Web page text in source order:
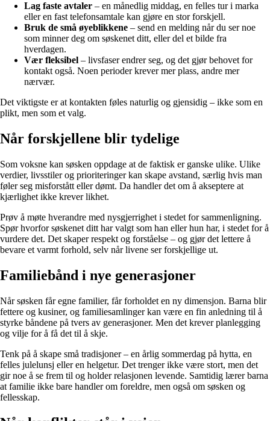
Lag faste avtaler – en månedlig middag, en felles tur i marka
eller en fast telefonsamtale kan gjøre en stor forskjell.
Bruk de små øyeblikkene – send en melding når du ser noe
som minner deg om søskenet ditt, eller del et bilde fra
hverdagen.
Vær fleksibel – livsfaser endrer seg, og det gjør behovet for
kontakt også. Noen perioder krever mer plass, andre mer
nærvær.
Det viktigste er at kontakten føles naturlig og gjensidig – ikke som en
plikt, men som et valg.
Når forskjellene blir tydelige
Som voksne kan søsken oppdage at de faktisk er ganske ulike. Ulike
verdier, livsstiler og prioriteringer kan skape avstand, særlig hvis man
føler seg misforstått eller dømt. Da handler det om å akseptere at
kjærlighet ikke krever likhet.
Prøv å møte hverandre med nysgjerrighet i stedet for sammenligning.
Spør hvorfor søskenet ditt har valgt som han eller hun har, i stedet for å
vurdere det. Det skaper respekt og forståelse – og gjør det lettere å
bevare et varmt forhold, selv når livene ser forskjellige ut.
Familiebånd i nye generasjoner
Når søsken får egne familier, får forholdet en ny dimensjon. Barna blir
fettere og kusiner, og familiesamlinger kan være en fin anledning til å
styrke båndene på tvers av generasjoner. Men det krever planlegging
og vilje for å få det til å skje.
Tenk på å skape små tradisjoner – en årlig sommerdag på hytta, en
felles julelunsj eller en helgetur. Det trenger ikke være stort, men det
gir noe å se frem til og holder relasjonen levende. Samtidig lærer barna
at familie ikke bare handler om foreldre, men også om søsken og
fellesskap.